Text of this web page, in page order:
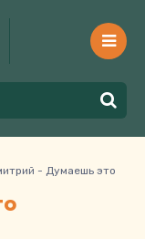
- Думаешь это